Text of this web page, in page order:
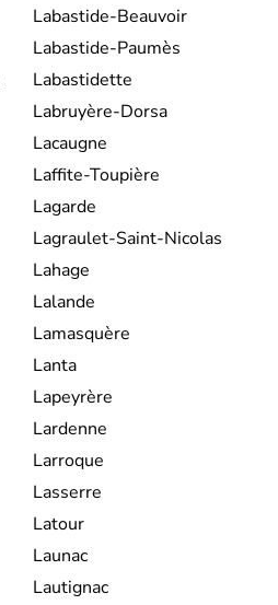
Labastide-Beauvoir
Labastide-Paumès
Labastidette
Labruyère-Dorsa
Lacaugne
Laffite-Toupière
Lagarde
Lagraulet-Saint-Nicolas
Lahage
Lalande
Lamasquère
Lanta
Lapeyrère
Lardenne
Larroque
Lasserre
Latour
Launac
Lautignac